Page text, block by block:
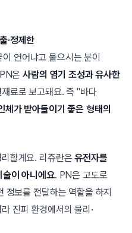
·정제한
연어냐고 물으시는 분이
PN은사람의 염기 조성과 유사한
료로 보고돼요. 즉 "바다
체가 받아들이기 좋은 형태의
할게요. 리쥬란은유전자를
이 아니에요. PN은 고도로
정보를 전달하는 역할을 하지
진피 환경에서의 물리·